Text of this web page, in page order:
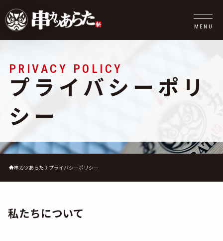
MENU
プライバシーポリ
シー
PRIVACY POLICY
串カツあらた プライバシーポリシー
私たちについて